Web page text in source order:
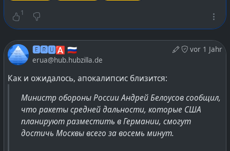
проживающих в России.
Да, многие из граждан США не знают, что до РФ
нельзя доехать на автомобиле по их автострадам.
Да, треть населения США можно назвать грамотными
лишь условно.
Да, общество в США не желало войны с РФ, а
отправляло на Украину боеприпасы и технику просто
чтобы так бороться против тоталитаризма и
преступников в Кремле
Но мы же знаем, что они няшки?! Что это всего лишь
1
vor 1 Jahr
🅴🆁🆄🅰 🇷🇺
erua@hub.hubzilla.de
Как и ожидалось, апокалипсис близится:
Министр обороны России Андрей Белоусов сообщил,
что ракеты средней дальности, которые США
планируют разместить в Германии, смогут
достичь Москвы всего за восемь минут.